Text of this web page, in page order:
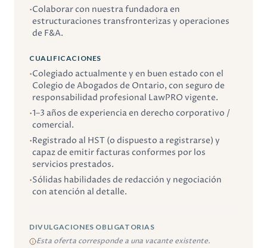
•Colaborar con nuestra fundadora en
estructuraciones transfronterizas y operaciones
de F&A.
CUALIFICACIONES
•Colegiado actualmente y en buen estado con el
Colegio de Abogados de Ontario, con seguro de
responsabilidad profesional LawPRO vigente.
•1–3 años de experiencia en derecho corporativo /
comercial.
•Registrado al HST (o dispuesto a registrarse) y
capaz de emitir facturas conformes por los
servicios prestados.
•Sólidas habilidades de redacción y negociación
con atención al detalle.
DIVULGACIONES OBLIGATORIAS
Esta oferta corresponde a una vacante existente.